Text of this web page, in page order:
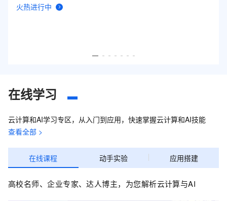
火热进行中
在线学习
云计算和AI学习专区，从入门到应用，快速掌握云计算和AI技能
查看全部 >
在线课程 动手实验 应用搭建
高校名师、企业专家、达人博主，为您解析云计算与AI